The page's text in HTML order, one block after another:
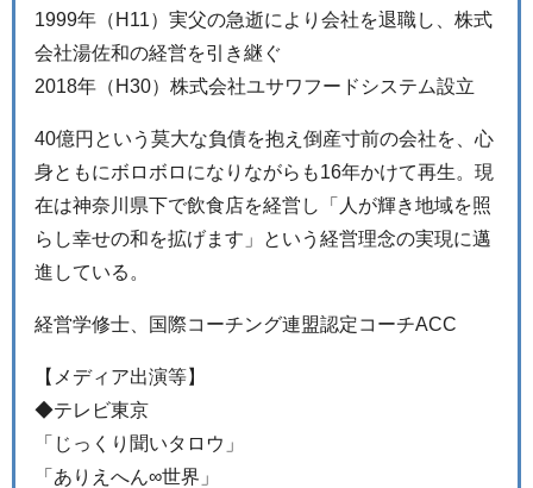
1999年（H11）実父の急逝により会社を退職し、株式
会社湯佐和の経営を引き継ぐ
2018年（H30）株式会社ユサワフードシステム設立
40億円という莫大な負債を抱え倒産寸前の会社を、心
身ともにボロボロになりながらも16年かけて再生。現
在は神奈川県下で飲食店を経営し「人が輝き地域を照
らし幸せの和を拡げます」という経営理念の実現に邁
進している。
経営学修士、国際コーチング連盟認定コーチACC
【メディア出演等】
◆テレビ東京
「じっくり聞いタロウ」
「ありえへん∞世界」